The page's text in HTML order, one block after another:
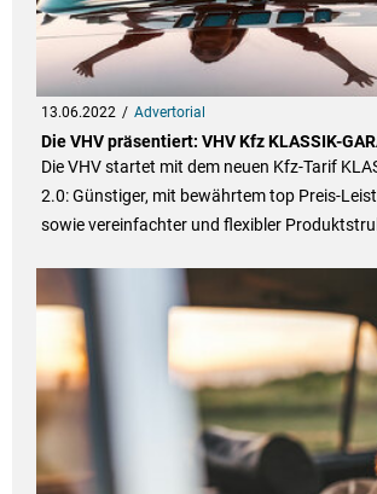
13.06.2022 Advertorial
Die VHV präsentiert: VHV Kfz KLASSIK-
Die VHV startet mit dem neuen Kfz-Tarif
2.0: Günstiger, mit bewährtem top Preis-
sowie vereinfachter und flexibler